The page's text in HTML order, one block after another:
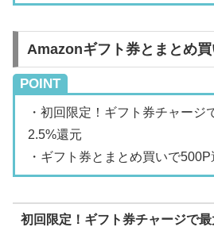
Amazonギフト券とまとめ
POINT
・初回限定！ギフト券チャージ
2.5%還元
・ギフト券とまとめ買いで500P
初回限定！ギフト券チャージで